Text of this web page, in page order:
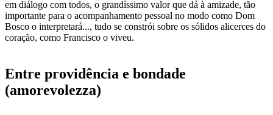
em diálogo com todos, o grandíssimo valor que dá à amizade, tão
importante para o acompanhamento pessoal no modo como Dom
Bosco o interpretará..., tudo se constrói sobre os sólidos alicerces do
coração, como Francisco o viveu.
Entre providência e bondade
(amorevolezza)